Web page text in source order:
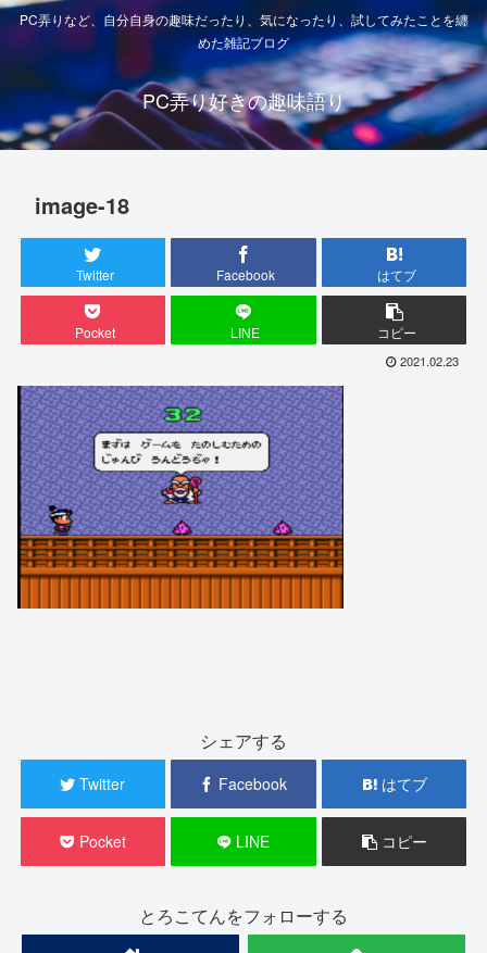
PC弄りなど、自分自身の趣味だったり、気になったり、試してみたことを纏
めた雑記ブログ
PC弄り好きの趣味語り
image-18
Twitter Facebook はてブ
Pocket LINE コピー
2021.02.23
シェアする
Twitter Facebook はてブ
Pocket LINE コピー
とろこてんをフォローする